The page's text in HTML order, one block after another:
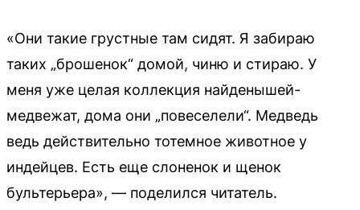
«Они такие грустные там сидят. Я забираю
таких „брошенок“ домой, чиню и стираю. У
меня уже целая коллекция найденышей-
медвежат, дома они „повеселели“. Медведь
ведь действительно тотемное животное у
индейцев. Есть еще слоненок и щенок
бультерьера», — поделился читатель.